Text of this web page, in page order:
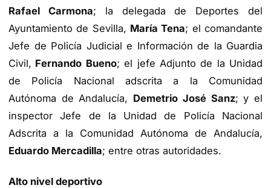
Rafael Carmona; la delegada de Deportes del
Ayuntamiento de Sevilla, María Tena; el comandante
Jefe de Policía Judicial e Información de la Guardia
Civil, Fernando Bueno; el jefe Adjunto de la Unidad
de Policía Nacional adscrita a la Comunidad
Autónoma de Andalucía, Demetrio José Sanz; y el
inspector Jefe de la Unidad de Policía Nacional
Adscrita a la Comunidad Autónoma de Andalucía,
Eduardo Mercadilla; entre otras autoridades.
Alto nivel deportivo